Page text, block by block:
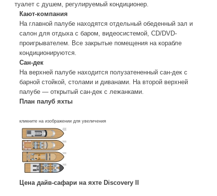
туалет с душем, регулируемый кондиционер.
Кают-компания
На главной палубе находятся отдельный обеденный зал и
салон для отдыха с баром, видеосистемой, CD/DVD-
проигрывателем. Все закрытые помещения на корабле
кондиционируются.
Сан-дек
На верхней палубе находится полузатененный сан-дек с
барной стойкой, столами и диванами. На второй верхней
палубе — открытый сан-дек с лежанками.
План палуб яхты
кликните на изображении для увеличения
Цена дайв-сафари на яхте Discovery II